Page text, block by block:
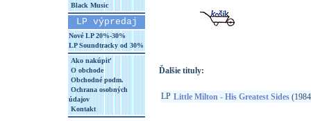
Black Music
LP výpredaj
Nové LP 20%-30%
LP Soundtracky od 30%
Ako nakúpiť
O obchode
Obchodné podm.
Ochrana osobných
údajov
Kontakt
Ďalšie tituly:
LP Little Milton - His Greatest Sides